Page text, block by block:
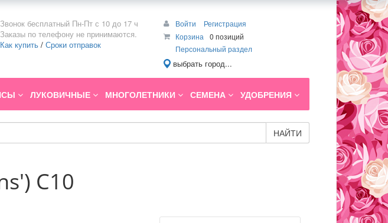
Звонок бесплатный Пн-Пт с 10 до 17 ч
Заказы по телефону не принимаются.
Как купить / Сроки отправок
Войти
Регистрация
Корзина
0 позиций
Персональный раздел
выбрать город...
ЛУКОВИЧНЫЕ МНОГОЛЕТНИКИ СЕМЕНА УДОБРЕНИЯ
НАЙТИ
C10